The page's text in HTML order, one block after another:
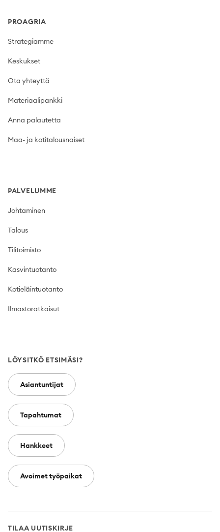
PROAGRIA
Strategiamme
Keskukset
Ota yhteyttä
Materiaalipankki
Anna palautetta
Maa- ja kotitalousnaiset
PALVELUMME
Johtaminen
Talous
Tilitoimisto
Kasvintuotanto
Kotieläintuotanto
Ilmastoratkaisut
LÖYSITKÖ ETSIMÄSI?
Asiantuntijat
Tapahtumat
Hankkeet
Avoimet työpaikat
TILAA UUTISKIRJE